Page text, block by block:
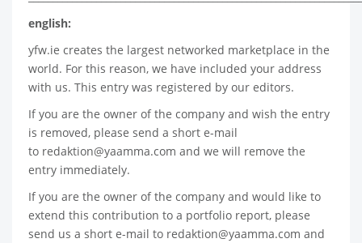
english:
yfw.ie creates the largest networked marketplace in the
world. For this reason, we have included your address
with us. This entry was registered by our editors.
If you are the owner of the company and wish the entry
is removed, please send a short e-mail
to redaktion@yaamma.com and we will remove the
entry immediately.
If you are the owner of the company and would like to
extend this contribution to a portfolio report, please
send us a short e-mail to redaktion@yaamma.com and